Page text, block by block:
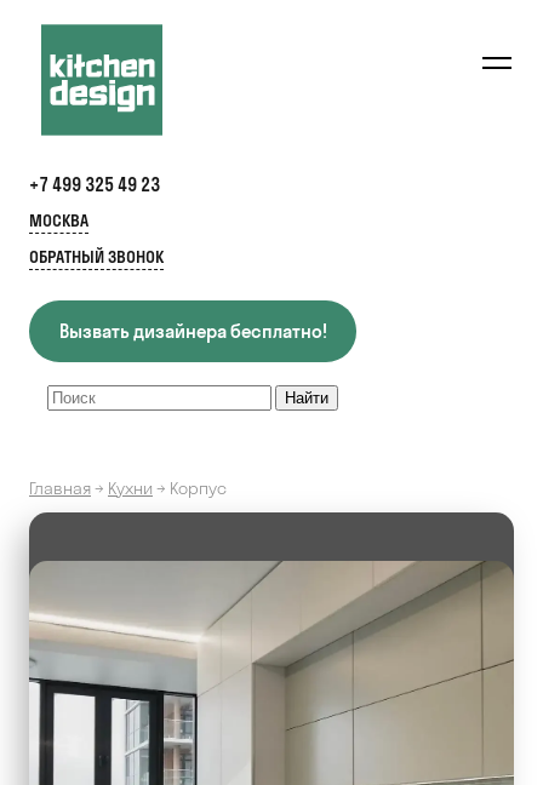
+7 499 325 49 23
МОСКВА
ОБРАТНЫЙ ЗВОНОК
Вызвать дизайнера бесплатно!
Главная→ Кухни → Корпус